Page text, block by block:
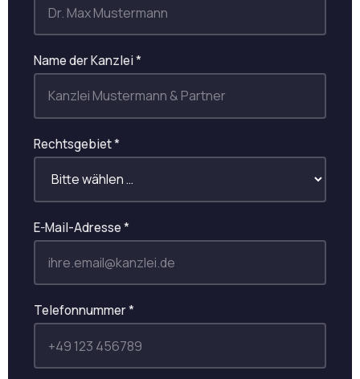
Name der Kanzlei *
Rechtsgebiet *
E-Mail-Adresse *
Telefonnummer *